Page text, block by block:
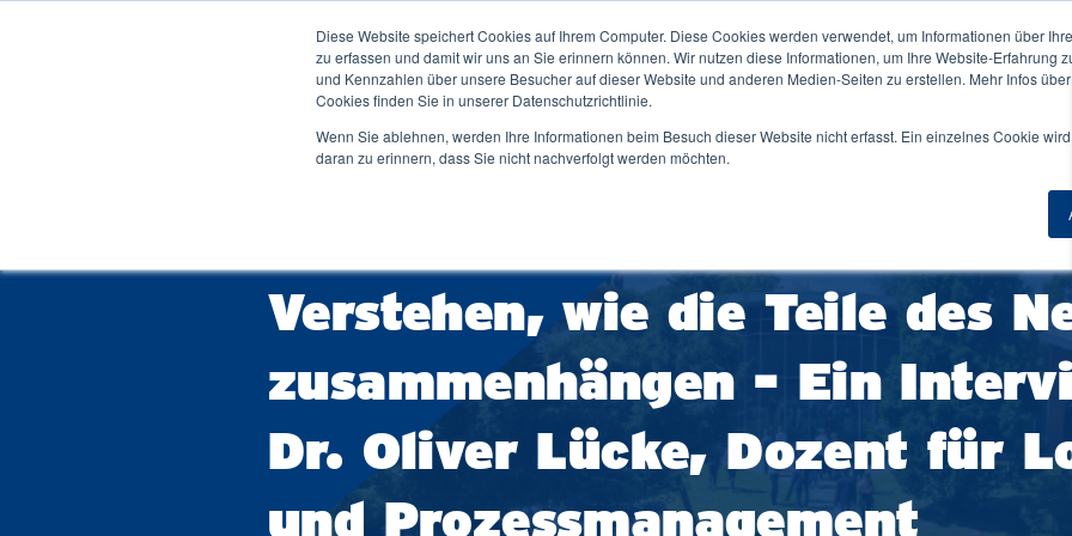
Diese Website speichert Cookies auf Ihrem Computer. Diese Cookies werden verwendet, um Informationen über
zu erfassen und damit wir uns an Sie erinnern können. Wir nutzen diese Informationen, um Ihre Website-Erfahrung
und Kennzahlen über unsere Besucher auf dieser Website und anderen Medien-Seiten zu erstellen. Mehr Infos
Cookies finden Sie in unserer Datenschutzrichtlinie.
Wenn Sie ablehnen, werden Ihre Informationen beim Besuch dieser Website nicht erfasst. Ein einzelnes Cookie
daran zu erinnern, dass Sie nicht nachverfolgt werden möchten.
Studium ↓
Betriebswirtschaftslehre
Wirtschaftsingenieurwesen
Software Engineering
Duale Studiengänge Schwerpunkte
Studium Generale (Seminarwesen)
Angewandte Künstliche Intelligenz
Applied Data Science & AI Management
Financial Management and Accounting
General Management
HR-Management & Wirtschaftspsychologie
Wirtschaftsingenieurwesen
Deine NORDAKADEMIE ↓
Mensa
Studentische
Vereinigungen
Student Life
Standort Elmshorn
Karriere
Für Unternehmen ↓
Beratung & Kontakt
Verstehen, wie die Teile des
zusammenhängen - Ein
Dr. Oliver Lücke, Dozent für
und Prozessmanagement